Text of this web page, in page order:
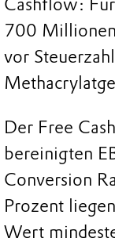
Cashflow:
700
vor
Der Free
bereinigten
Conversion
Prozent
Wert